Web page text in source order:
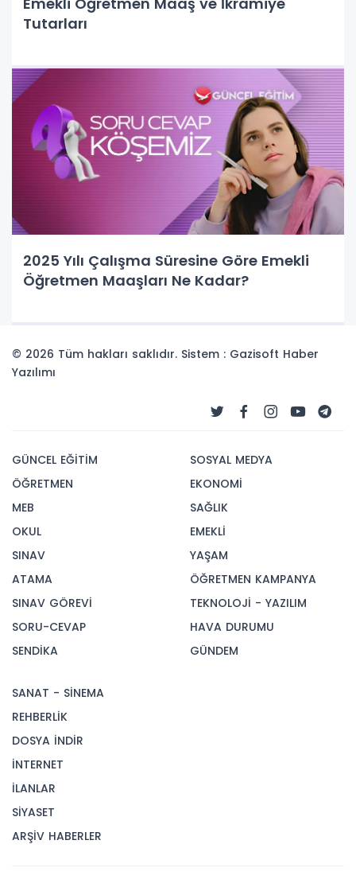
Tutarları
2025 Yılı Çalışma Süresine Göre Emekli
Öğretmen Maaşları Ne Kadar?
© 2026 Tüm hakları saklıdır. Sistem : Gazisoft Haber
Yazılımı
GÜNCEL EĞİTİM
ÖĞRETMEN
MEB
OKUL
SINAV
ATAMA
SINAV GÖREVİ
SORU-CEVAP
SENDİKA
SOSYAL MEDYA
EKONOMİ
SAĞLIK
EMEKLİ
YAŞAM
ÖĞRETMEN KAMPANYA
TEKNOLOJİ - YAZILIM
HAVA DURUMU
GÜNDEM
SANAT - SİNEMA
REHBERLİK
DOSYA İNDİR
İNTERNET
İLANLAR
SİYASET
ARŞİV HABERLER